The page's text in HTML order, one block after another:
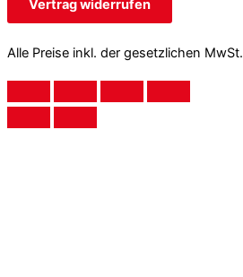
Vertrag widerrufen
Alle Preise inkl. der gesetzlichen MwSt.